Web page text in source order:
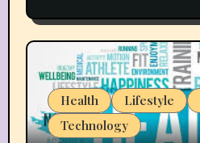
Health Lifestyle
Technology